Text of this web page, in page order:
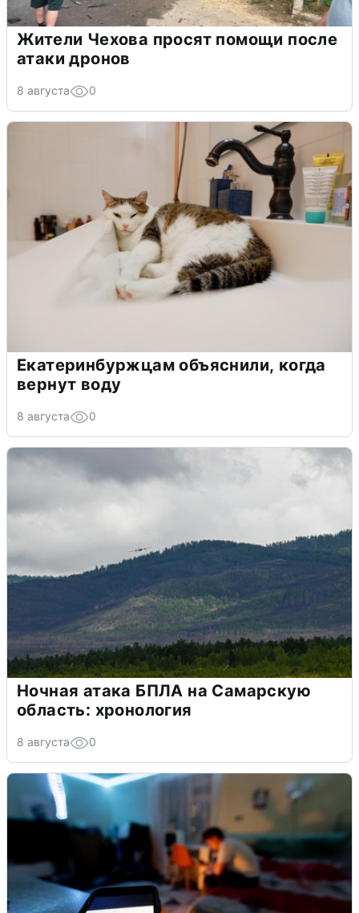
Жители Чехова просят помощи после
атаки дронов
8 августа 0
Екатеринбуржцам объяснили, когда
вернут воду
8 августа 0
Ночная атака БПЛА на Самарскую
область: хронология
8 августа 0